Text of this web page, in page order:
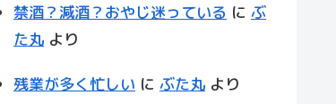
禁酒？減酒？おやじ迷っている に ぶ
た丸 より
残業が多く忙しい に ぶた丸 より